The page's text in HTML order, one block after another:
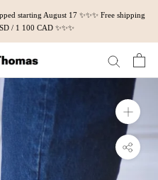
starting August 17 ✨✨✨ Free shipping
/ 1 100 CAD ✨✨✨